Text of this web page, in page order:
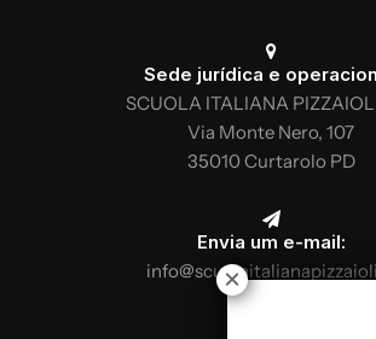
Sede jurídica e
SCUOLA ITALIANA
Via Monte Nero, 107
35010 Curtarolo PD
Envia um e-mail: